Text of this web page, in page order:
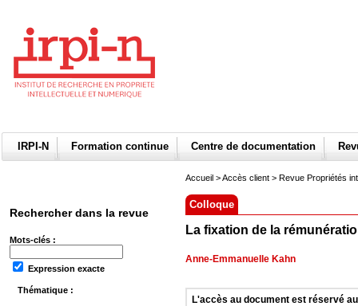
IRPI-N Formation continue Centre de documentation
Rechercher dans la revue
Mots-clés :
Expression exacte
Thématique :
Accueil >Accès client > Revue Propriétés
Colloque
La fixation de la
Anne-Emmanuelle Kahn
L'accès au document est réservé